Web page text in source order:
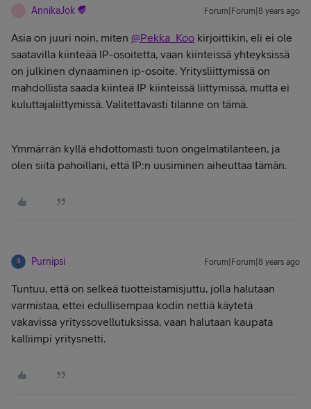
AnnikaJok Forum|Forum|8 years ago
Asia on juuri noin, miten @Pekka_Koo kirjoittikin, eli ei ole
saatavilla kiinteää IP-osoitetta, vaan kiinteissä yhteyksissä
on julkinen dynaaminen ip-osoite. Yritysliittymissä on
mahdollista saada kiinteä IP kiinteissä liittymissä, mutta ei
kuluttajaliittymissä. Valitettavasti tilanne on tämä.
Ymmärrän kyllä ehdottomasti tuon ongelmatilanteen, ja
olen siitä pahoillani, että IP:n uusiminen aiheuttaa tämän.
Purnipsi Forum|Forum|8 years ago
Tuntuu, että on selkeä tuotteistamisjuttu, jolla halutaan
varmistaa, ettei edullisempaa kodin nettiä käytetä
vakavissa yrityssovellutuksissa, vaan halutaan kaupata
kalliimpi yritysnetti.